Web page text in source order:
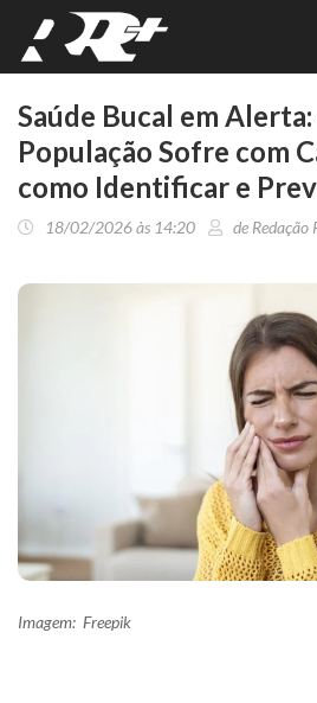
Saúde Bucal em
População Sofre com
como Identificar e
18/02/2026 às 14:20 de Redação
Imagem: Freepik